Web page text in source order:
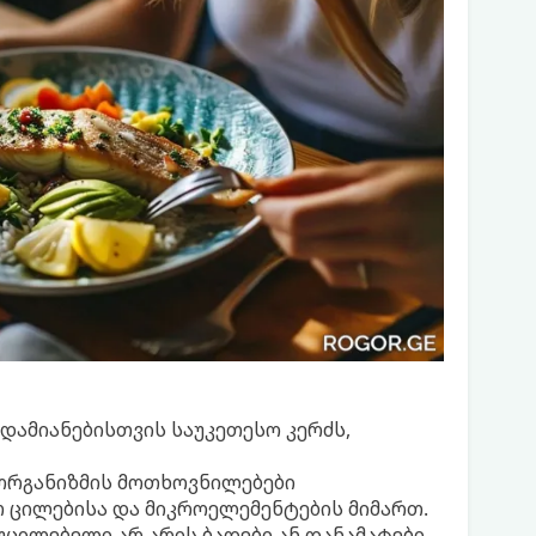
საუკეთესო კერძს,
მოთხოვნილებები
და მიკროელემენტების მიმართ.